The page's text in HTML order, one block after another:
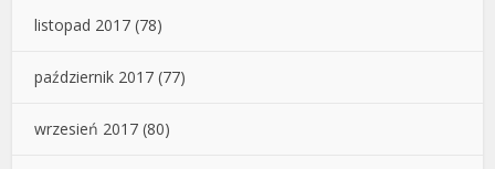
listopad 2017 (78)
październik 2017 (77)
wrzesień 2017 (80)